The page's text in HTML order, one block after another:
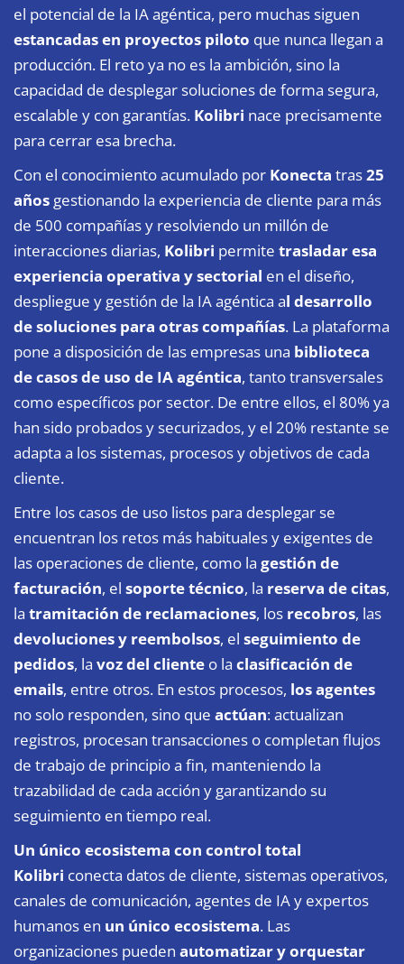
el potencial de la IA agéntica, pero muchas siguen
estancadas en proyectos piloto que nunca llegan a
producción. El reto ya no es la ambición, sino la
capacidad de desplegar soluciones de forma segura,
escalable y con garantías. Kolibri nace precisamente
para cerrar esa brecha.
Con el conocimiento acumulado por Konecta tras25
años gestionando la experiencia de cliente para más
de 500 compañías y resolviendo un millón de
interacciones diarias, Kolibri permite trasladar esa
experiencia operativa y sectorial en el diseño,
despliegue y gestión de la IA agéntica al desarrollo
de soluciones para otras compañías. La plataforma
pone a disposición de las empresas una biblioteca
de casos de uso de IA agéntica, tanto transversales
como específicos por sector. De entre ellos, el 80% ya
han sido probados y securizados, y el 20% restante se
adapta a los sistemas, procesos y objetivos de cada
cliente.
Entre los casos de uso listos para desplegar se
encuentran los retos más habituales y exigentes de
las operaciones de cliente, como la gestión de
facturación, el soporte técnico, la reserva de citas,
la tramitación de reclamaciones, los recobros, las
devoluciones y reembolsos, el seguimiento de
pedidos, la voz del cliente o la clasificación de
emails, entre otros. En estos procesos, los agentes
no solo responden, sino que actúan: actualizan
registros, procesan transacciones o completan flujos
de trabajo de principio a fin, manteniendo la
trazabilidad de cada acción y garantizando su
seguimiento en tiempo real.
Un único ecosistema con control total
Kolibri conecta datos de cliente, sistemas operativos,
canales de comunicación, agentes de IA y expertos
humanos en un único ecosistema. Las
organizaciones pueden automatizar y orquestar